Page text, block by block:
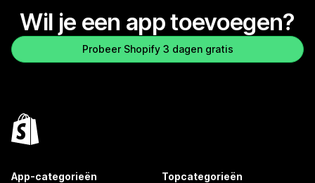
Wil je een app toevoegen?
Probeer Shopify 3 dagen gratis
App-categorieën Topcategorieën